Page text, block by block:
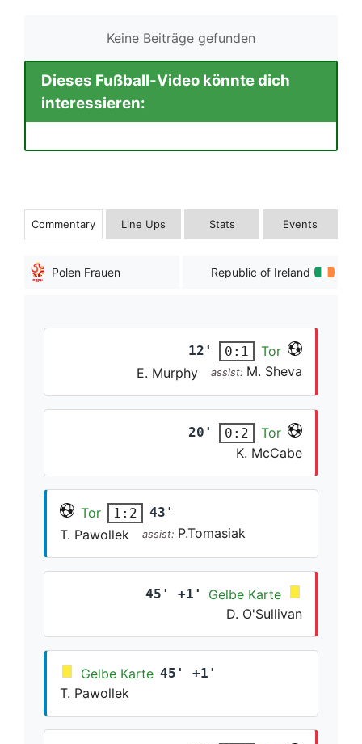
Keine Beiträge gefunden
Dieses Fußball-Video könnte dich
interessieren:
Commentary Line Ups Stats Events
Polen Frauen Republic of Ireland
12' 0:1
Tor
E. Murphy
assist: M. Sheva
20' 0:2
Tor
K. McCabe
Tor 1:2 43'
T. Pawollek assist: P.Tomasiak
45' +1'
Gelbe Karte
D. O'Sullivan
Gelbe Karte 45' +1'
T. Pawollek